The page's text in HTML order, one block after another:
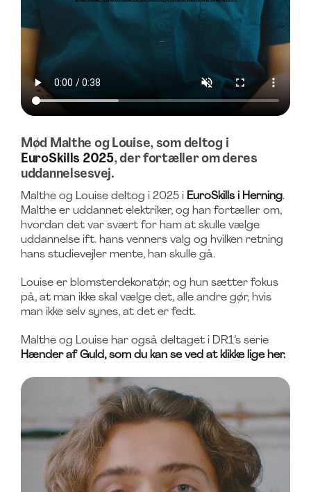
Mød Malthe og Louise, som deltog i
EuroSkills 2025, der fortæller om deres
uddannelsesvej.
Malthe og Louise deltog i 2025 i EuroSkills i Herning.
Malthe er uddannet elektriker, og han fortæller om,
hvordan det var svært for ham at skulle vælge
uddannelse ift. hans venners valg og hvilken retning
hans studievejler mente, han skulle gå.
Louise er blomsterdekoratør, og hun sætter fokus
på, at man ikke skal vælge det, alle andre gør, hvis
man ikke selv synes, at det er fedt.
Malthe og Louise har også deltaget i DR1’s serie
Hænder af Guld, som du kan se ved at klikke lige her.